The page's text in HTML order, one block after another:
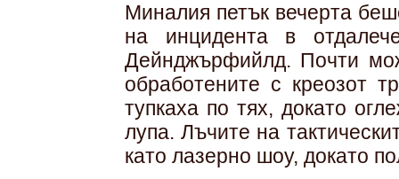
Миналия петък вечерта
на инцидента в
Дейнджърфийлд. Почти
обработените с креозот
тупкаха по тях, докато
лупа. Лъчите на
като лазерно шоу, докато